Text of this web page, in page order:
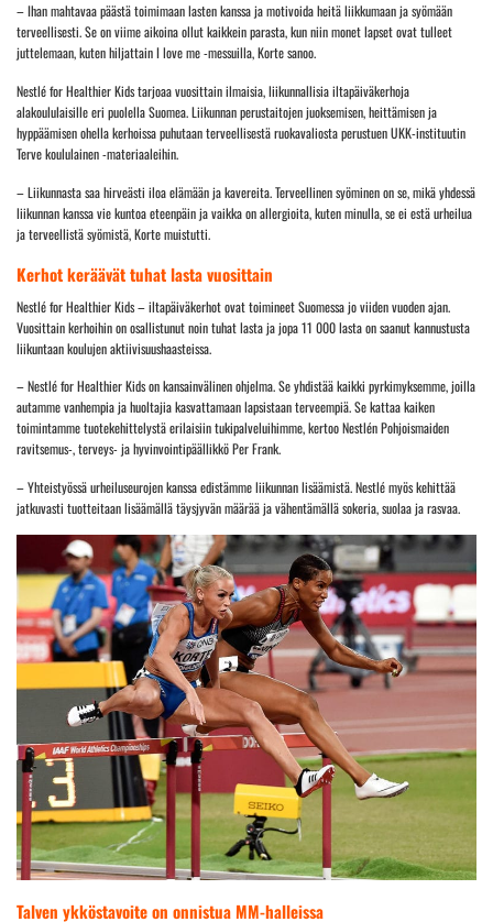
– Ihan mahtavaa päästä toimimaan lasten kanssa ja motivoida heitä liikkumaan ja syömään
terveellisesti. Se on viime aikoina ollut kaikkein parasta, kun niin monet lapset ovat tulleet
juttelemaan, kuten hiljattain I love me -messuilla, Korte sanoo.
Nestlé for Healthier Kids tarjoaa vuosittain ilmaisia, liikunnallisia iltapäiväkerhoja
alakoululaisille eri puolella Suomea. Liikunnan perustaitojen juoksemisen, heittämisen ja
hyppäämisen ohella kerhoissa puhutaan terveellisestä ruokavaliosta perustuen UKK-instituutin
Terve koululainen -materiaaleihin.
– Liikunnasta saa hirveästi iloa elämään ja kavereita. Terveellinen syöminen on se, mikä yhdessä
liikunnan kanssa vie kuntoa eteenpäin ja vaikka on allergioita, kuten minulla, se ei estä urheilua
ja terveellistä syömistä, Korte muistutti.
Kerhot keräävät tuhat lasta vuosittain
Nestlé for Healthier Kids – iltapäiväkerhot ovat toimineet Suomessa jo viiden vuoden ajan.
Vuosittain kerhoihin on osallistunut noin tuhat lasta ja jopa 11 000 lasta on saanut kannustusta
liikuntaan koulujen aktiivisuushaasteissa.
– Nestlé for Healthier Kids on kansainvälinen ohjelma. Se yhdistää kaikki pyrkimyksemme, joilla
autamme vanhempia ja huoltajia kasvattamaan lapsistaan terveempiä. Se kattaa kaiken
toimintamme tuotekehittelystä erilaisiin tukipalveluihimme, kertoo Nestlén Pohjoismaiden
ravitsemus-, terveys- ja hyvinvointipäällikkö Per Frank.
– Yhteistyössä urheiluseurojen kanssa edistämme liikunnan lisäämistä. Nestlé myös kehittää
jatkuvasti tuotteitaan lisäämällä täysjyvän määrää ja vähentämällä sokeria, suolaa ja rasvaa.
Talven ykköstavoite on onnistua MM-halleissa